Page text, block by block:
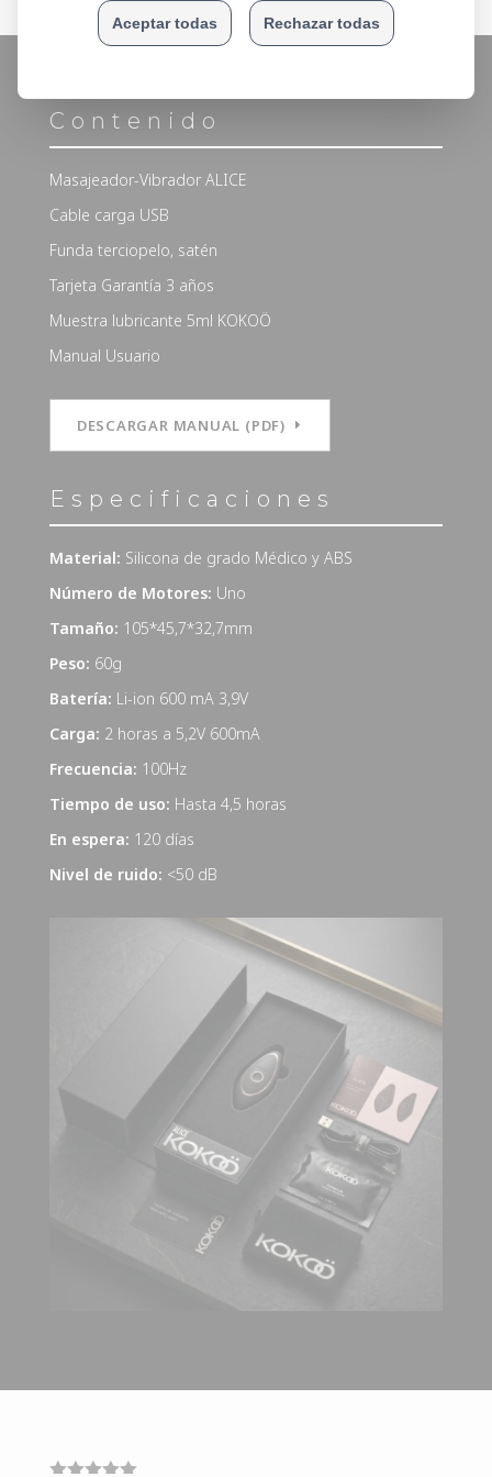
Contenido
Masajeador-Vibrador ALICE
Cable carga USB
Funda terciopelo, satén
Tarjeta Garantía 3 años
Muestra lubricante 5ml KOKOÖ
Manual Usuario
DESCARGAR MANUAL (PDF)
Especificaciones
Material: Silicona de grado Médico y ABS
Número de Motores: Uno
Tamaño: 105*45,7*32,7mm
Peso: 60g
Batería: Li-ion 600 mA 3,9V
Carga: 2 horas a 5,2V 600mA
Frecuencia: 100Hz
Tiempo de uso: Hasta 4,5 horas
En espera: 120 días
Nivel de ruido: <50 dB